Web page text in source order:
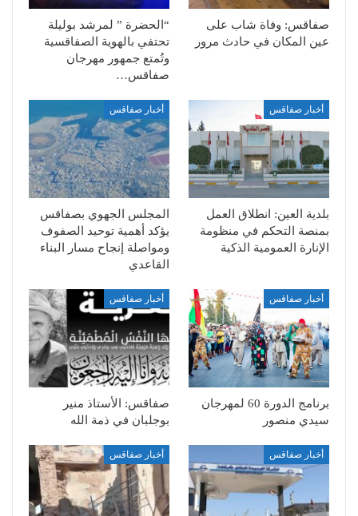
صفاقس: وفاة شاب على
عين المكان في حادث مرور
“الحضرة ” لمرشد بوليلة
تحتفي بالهوية الصفاقسية
وتُمتع جمهور مهرجان
صفاقس…
أخبار صفاقس
بلدية العين: انطلاق العمل
بمنصة التحكم في منظومة
الإنارة العمومية الذكية
أخبار صفاقس
المجلس الجهوي بصفاقس
يؤكد أهمية توحيد الصفوف
ومواصلة إنجاح مسار البناء
القاعدي
أخبار صفاقس
برنامج الدورة 60 لمهرجان
سيدي منصور
أخبار صفاقس
صفاقس: الأستاذ منير
بوجلبان في ذمة الله
أخبار صفاقس أخبار صفاقس